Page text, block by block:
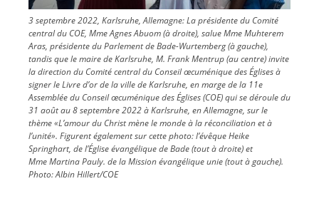
3 septembre 2022, Karlsruhe, Allemagne: La présidente du Comité
central du COE, Mme Agnes Abuom (à droite), salue Mme Muhterem
Aras, présidente du Parlement de Bade-Wurtemberg (à gauche),
tandis que le maire de Karlsruhe, M. Frank Mentrup (au centre) invite
la direction du Comité central du Conseil œcuménique des Églises à
signer le Livre d’or de la ville de Karlsruhe, en marge de la 11e
Assemblée du Conseil œcuménique des Églises (COE) qui se déroule du
31 août au 8 septembre 2022 à Karlsruhe, en Allemagne, sur le
thème «L’amour du Christ mène le monde à la réconciliation et à
l’unité». Figurent également sur cette photo: l’évêque Heike
Springhart, de l’Église évangélique de Bade (tout à droite) et
Mme Martina Pauly. de la Mission évangélique unie (tout à gauche).
Photo:Albin Hillert/COE